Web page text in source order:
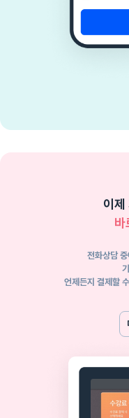
이제
바
전화상담
언제든지 결제할